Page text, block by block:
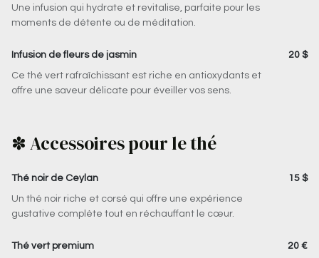
Une infusion qui hydrate et revitalise, parfaite pour les
moments de détente ou de méditation.
Infusion de fleurs de jasmin 20 $
Ce thé vert rafraîchissant est riche en antioxydants et
offre une saveur délicate pour éveiller vos sens.
✽ Accessoires pour le thé
Thé noir de Ceylan 15 $
Un thé noir riche et corsé qui offre une expérience
gustative complète tout en réchauffant le cœur.
Thé vert premium 20 €